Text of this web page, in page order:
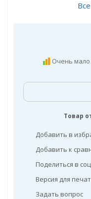
Очень мало
Товар
Добавить в
Добавить к
Поделиться в
Версия для
Задать вопрос